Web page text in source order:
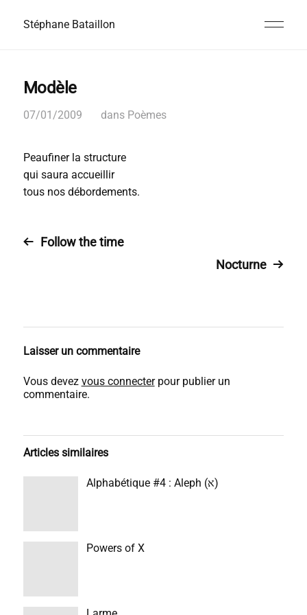
Stéphane Bataillon
Modèle
07/01/2009 dans Poèmes
Peaufiner la structure
qui saura accueillir
tous nos débordements.
Follow the time
Nocturne
Laisser un commentaire
Vous devez vous connecterpour publier un
commentaire.
Articles similaires
Alphabétique #4 : Aleph (א)
Powers of X